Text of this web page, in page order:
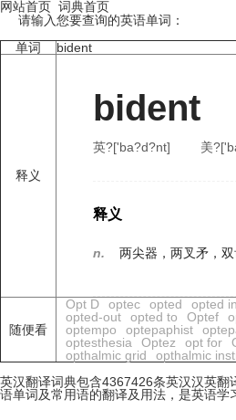
网站首页 词典首页
请输入您要查询的英语单词：
单词
bident
释义
bident
英?['ba?d?nt] 美
释义
n. 两尖器，两叉矛，
随便看
Opt D optec opted opted in
opted-out
opted to Optef
optempo
optepaphist
optesthesia
Optez opt for
opthalmic grid
opthalmic
英汉翻译词典包含4367426条英汉汉英翻
语单词及常用语的翻译及用法，是英语学